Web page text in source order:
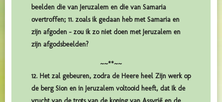
beelden die van Jeruzalem en die van Samaria
overtroffen; 11. zoals ik gedaan heb met Samaria en
zijn afgoden – zou ik zo niet doen met Jeruzalem en
zijn afgodsbeelden?
~~**~~
12. Het zal gebeuren, zodra de Heere heel Zijn werk op
de berg Sion en in Jeruzalem voltooid heeft, dat Ik de